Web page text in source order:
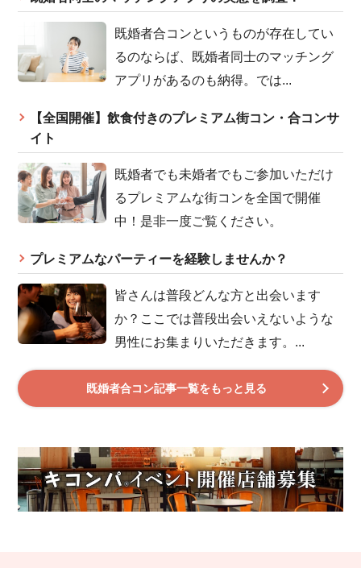
既婚者合コンというものが存在してい
るのならば、既婚者同士のマッチング
アプリがあるのも納得。では...
【全国開催】飲食付きのプレミアム街コン・合コンサ
イト
既婚者でも未婚者でもご参加いただけ
るプレミアムな街コンを全国で開催
中！是非一度ご覧ください。
プレミアムなパーティーを経験しませんか？
皆さんは普段どんな方と出会います
か？ここでは普段出会いえないような
男性にお集まりいただきます。...
既婚者合コン記事一覧をもっと見る